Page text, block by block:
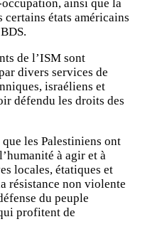
ainsi que la
certains états américains
de l’ISM sont
divers services de
israéliens et
défendu les droits des
les Palestiniens ont
à agir et à
locales, étatiques et
résistance non violente
du peuple
profitent de